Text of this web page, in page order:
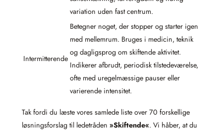
variation uden fast centrum.
Intermitterende
Betegner noget, der stopper og starter igen
med mellemrum. Bruges i medicin, teknik
og dagligsprog om skiftende aktivitet.
Indikerer afbrudt, periodisk tilstedeværelse,
ofte med uregelmæssige pauser eller
varierende intensitet.
Tak fordi du læste vores samlede liste over 70 forskellige
løsningsforslag til ledetråden »Skiftende«. Vi håber, at du